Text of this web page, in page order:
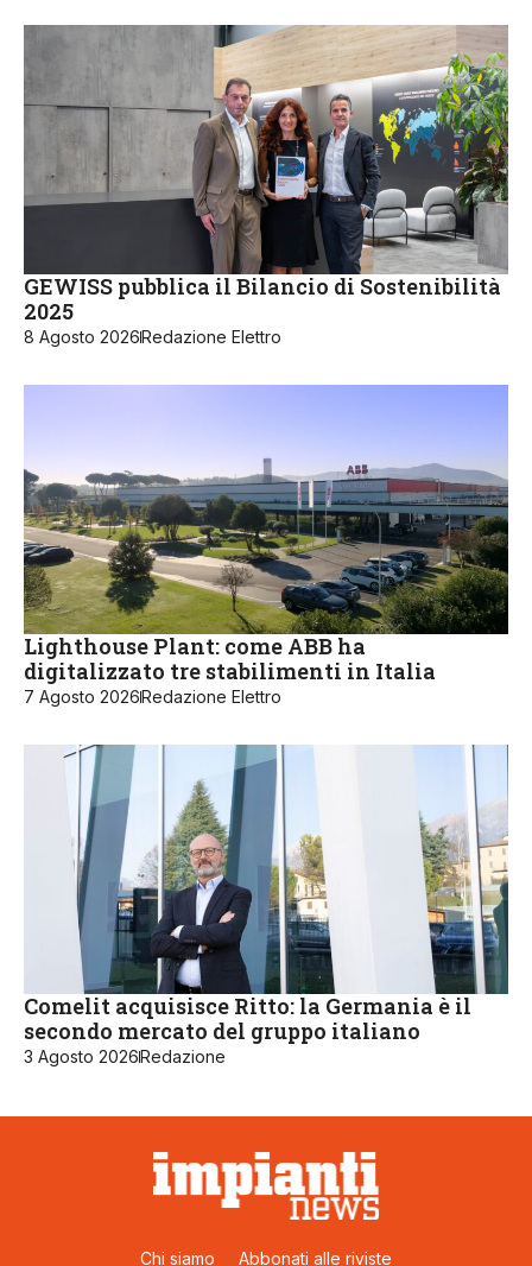
GEWISS pubblica il Bilancio di Sostenibilità
2025
8 Agosto 2026Redazione Elettro
Lighthouse Plant: come ABB ha
digitalizzato tre stabilimenti in Italia
7 Agosto 2026Redazione Elettro
Comelit acquisisce Ritto: la Germania è il
secondo mercato del gruppo italiano
3 Agosto 2026Redazione
Chi siamo Abbonati alle riviste